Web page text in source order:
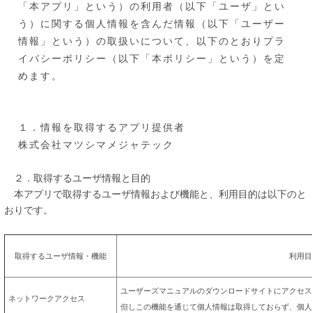
「本アプリ」という）の利用者（以下「ユーザ」とい
う）に関する個人情報を含んだ情報（以下「ユーザー
情報」という）の取扱いについて、以下のとおりプラ
イバシーポリシー（以下「本ポリシー」という）を定
めます。
１．情報を取得するアプリ提供者
株式会社マツシマメジャテック
２．取得するユーザ情報と目的
本アプリで取得するユーザ情報および機能と、利用目的は以下のと
おりです。
取得するユーザ情報・機能 利用
ネットワークアクセス
ユーザーズマニュアルのダウンロードサイトにアクセ
但しこの機能を通じて個人情報は取得しておらず、個